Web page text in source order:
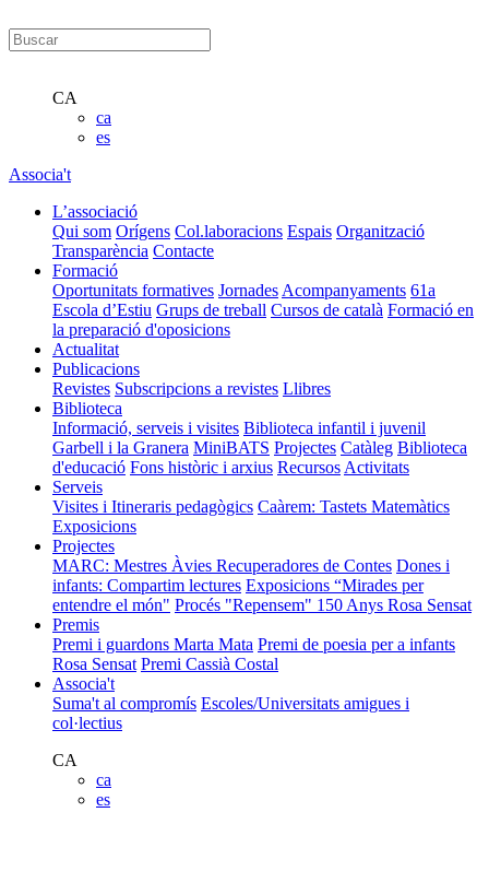
CA
ca
es
Associa't
L’associació
Qui som Orígens Col.laboracions Espais Organització
Transparència Contacte
Formació
Oportunitats formatives Jornades Acompanyaments 61a
Escola d’Estiu Grups de treball Cursos de català Formació en
la preparació d'oposicions
Actualitat
Publicacions
Revistes Subscripcions a revistes Llibres
Biblioteca
Informació, serveis i visites Biblioteca infantil i juvenil
Garbell i la Granera MiniBATS Projectes Catàleg Biblioteca
d'educació Fons històric i arxius Recursos Activitats
Serveis
Visites i Itineraris pedagògics Caàrem: Tastets Matemàtics
Exposicions
Projectes
MARC: Mestres Àvies Recuperadores de Contes Dones i
infants: Compartim lectures Exposicions “Mirades per
entendre el món" Procés "Repensem" 150 Anys Rosa Sensat
Premis
Premi i guardons Marta Mata Premi de poesia per a infants
Rosa Sensat Premi Cassià Costal
Associa't
Suma't al compromís Escoles/Universitats amigues i
col·lectius
CA
ca
es